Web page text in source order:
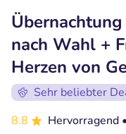
nach Wahl +
Herzen von
Sehr beliebter
8.8
Hervorragend